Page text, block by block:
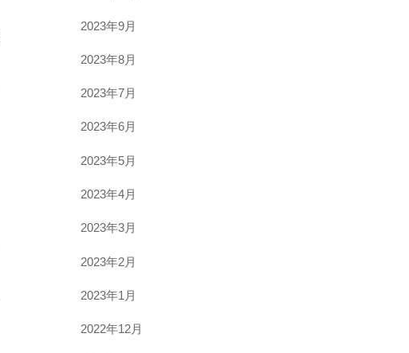
2023年9月
2023年8月
2023年7月
2023年6月
2023年5月
2023年4月
2023年3月
2023年2月
2023年1月
2022年12月